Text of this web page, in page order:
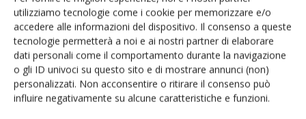
utilizziamo tecnologie come i cookie per memorizzare e/o
accedere alle informazioni del dispositivo. Il consenso a queste
tecnologie permetterà a noi e ai nostri partner di elaborare
dati personali come il comportamento durante la navigazione
o gli ID univoci su questo sito e di mostrare annunci (non)
personalizzati. Non acconsentire o ritirare il consenso può
influire negativamente su alcune caratteristiche e funzioni.